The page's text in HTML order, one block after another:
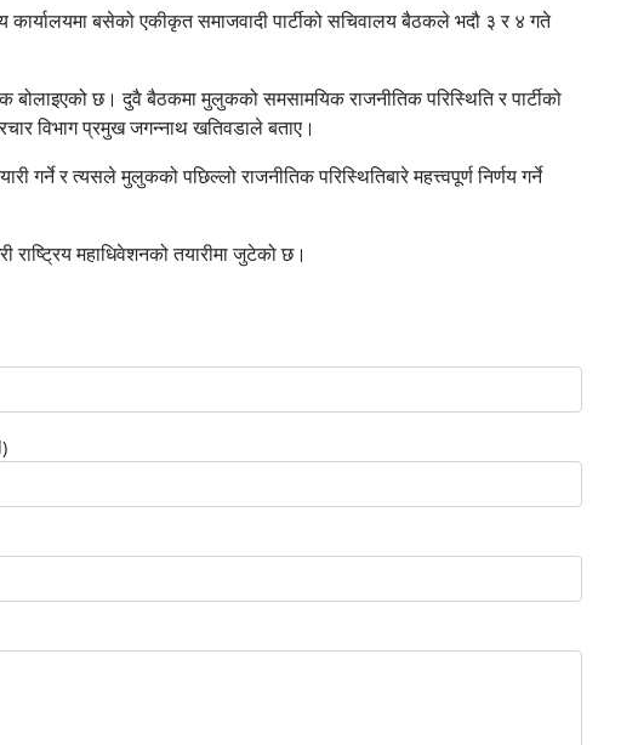
बसेको एकीकृत समाजवादी पार्टीको सचिवालय बैठकले भदौ ३ र ४ गते
बोलाइएको छ। दुवै बैठकमा मुलुकको समसामयिक राजनीतिक परिस्थिति र पार्टीको
विभाग प्रमुख जगन्नाथ खतिवडाले बताए।
गर्ने र त्यसले मुलुकको पछिल्लो राजनीतिक परिस्थितिबारे महत्त्वपूर्ण निर्णय गर्ने
राष्ट्रिय महाधिवेशनको तयारीमा जुटेको छ।